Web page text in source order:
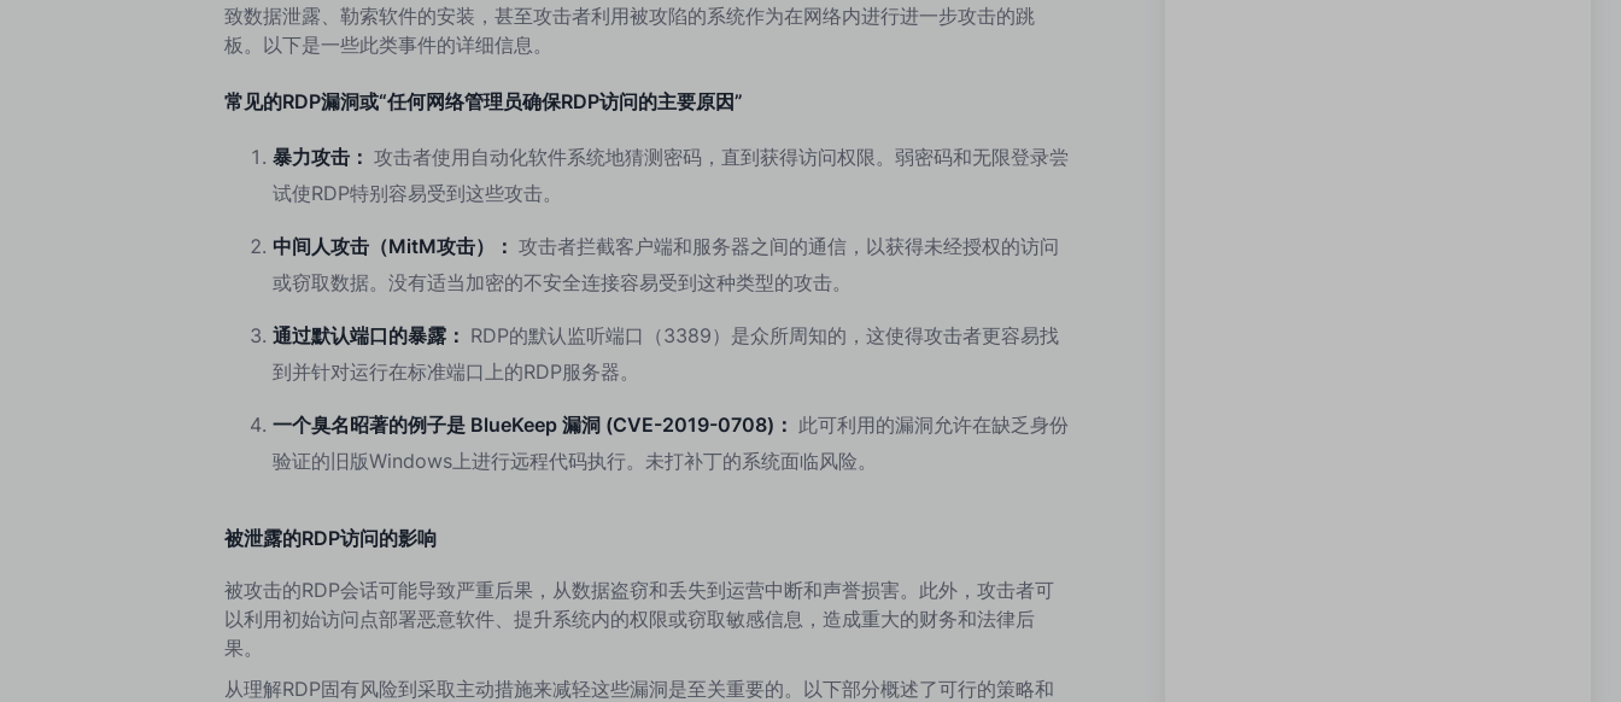
致数据泄露、勒索软件的安装，甚至攻击者利用被攻陷的系统作为在网络内进行进一步攻击的跳
板。以下是一些此类事件的详细信息。
常见的RDP漏洞或“任何网络管理员确保RDP访问的主要原因”
暴力攻击： 攻击者使用自动化软件系统地猜测密码，直到获得访问权限。弱密码和无限登录尝
试使RDP特别容易受到这些攻击。
中间人攻击（MitM攻击）： 攻击者拦截客户端和服务器之间的通信，以获得未经授权的访问
或窃取数据。没有适当加密的不安全连接容易受到这种类型的攻击。
通过默认端口的暴露： RDP的默认监听端口（3389）是众所周知的，这使得攻击者更容易找
到并针对运行在标准端口上的RDP服务器。
一个臭名昭著的例子是 BlueKeep 漏洞 (CVE-2019-0708)： 此可利用的漏洞允许在缺乏身份
验证的旧版Windows上进行远程代码执行。未打补丁的系统面临风险。
被泄露的RDP访问的影响
被攻击的RDP会话可能导致严重后果，从数据盗窃和丢失到运营中断和声誉损害。此外，攻击者可
以利用初始访问点部署恶意软件、提升系统内的权限或窃取敏感信息，造成重大的财务和法律后
果。
从理解RDP固有风险到采取主动措施来减轻这些漏洞是至关重要的。以下部分概述了可行的策略和